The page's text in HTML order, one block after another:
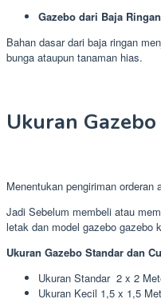
Gazebo dari Baja Ringan
Bahan dasar dari baja ringan
bunga ataupun tanaman hias.
Ukuran
Menentukan pengiriman
Jadi Sebelum membeli atau
letak dan model gazebo gazebo
Ukuran Gazebo Standar dan
Ukuran Standar 2 x 2
Ukuran Kecil 1,5 x 1,5